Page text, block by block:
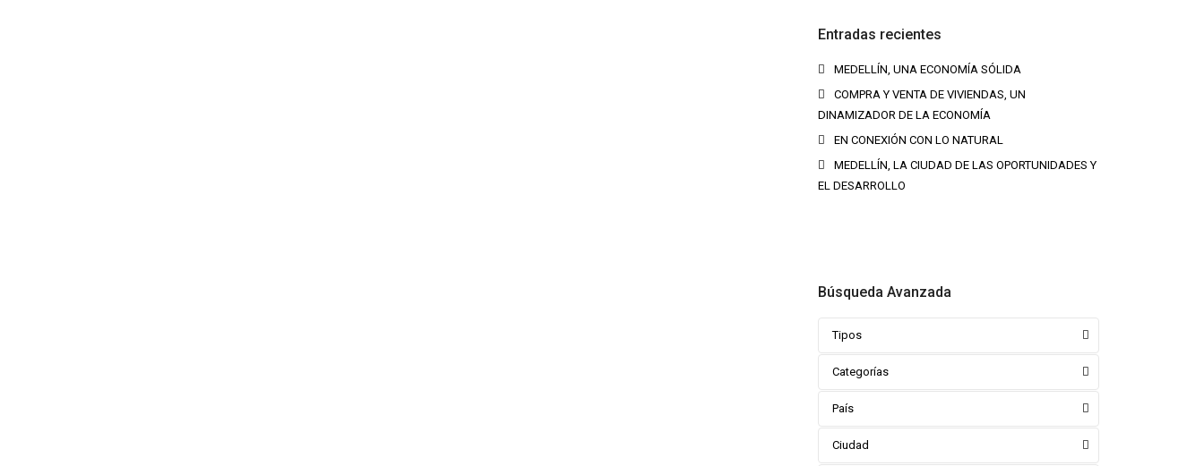
Entradas recientes
MEDELLÍN, UNA ECONOMÍA SÓLIDA
COMPRA Y VENTA DE VIVIENDAS, UN
DINAMIZADOR DE LA ECONOMÍA
EN CONEXIÓN CON LO NATURAL
MEDELLÍN, LA CIUDAD DE LAS OPORTUNIDADES Y
EL DESARROLLO
Búsqueda Avanzada
Tipos
Categorías
País
Ciudad